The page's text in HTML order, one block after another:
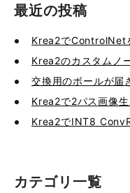
最近の投稿
Krea2でControlNet
Krea2のカスタムノ
交換用のボールが届
Krea2で2パス画像
Krea2でINT8
カテゴリ一覧